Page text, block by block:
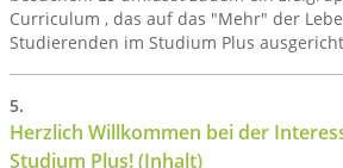
Curriculum , das auf das "Mehr" der
Studierenden im Studium Plus
Herzlich Willkommen bei der
Studium Plus! (Inhalt)